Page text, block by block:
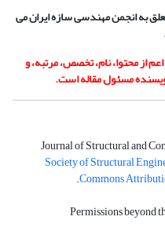
به انجمن مهندسی سازه ایران می
از محتوا، نام، تخصص، مرتبه، و
مسئول مقاله است.
Journal of Structural and
Society of Structural
Commons
.
Permissions beyond